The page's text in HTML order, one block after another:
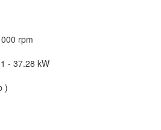
rpm
- 37.28 kW
)